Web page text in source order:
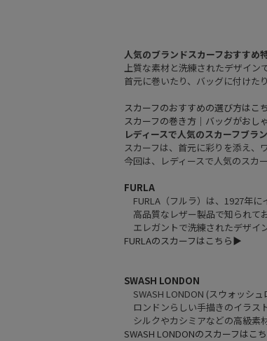
人気のブランドスカーフおすすめ
上質な素材と洗練されたデザイン
首元に巻いたり、バッグに付けた
スカーフのおすすめの選び方はこ
スカーフの巻き方｜バッグがお
レディースで人気のスカーフブラ
スカーフは、首元に彩りを添え、
今回は、レディースで人気のスカ
FURLA
FURLA（フルラ）は、1927年に
高品質なレザー製品で知られて
エレガントで洗練されたデザイ
FURLAのスカーフはこちら▶︎
SWASH LONDON
SWASH LONDON (スウォッシ
ロンドンらしい手描きのイラス
シルクやカシミアなどの高級素
SWASH LONDONのスカーフはこ